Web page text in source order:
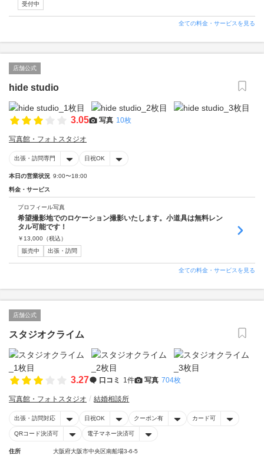
受付中
全ての料金・サービスを見る
店舗公式
hide studio
3.05 写真 10枚
写真館・フォトスタジオ
出張・訪問専門 日祝OK
本日の営業状況 9:00〜18:00
料金・サービス
プロフィール写真
希望撮影地でのロケーション撮影いたします。小道具は無料レン
タル可能です！
￥ 13,000 （税込）
販売中
出張・訪問
全ての料金・サービスを見る
店舗公式
スタジオクライム
3.27 口コミ 1件 写真 704枚
写真館・フォトスタジオ 結婚相談所
出張・訪問対応 日祝OK クーポン有 カード可
QRコード決済可 電子マネー決済可
住所
大阪府大阪市中央区南船場3-6-5